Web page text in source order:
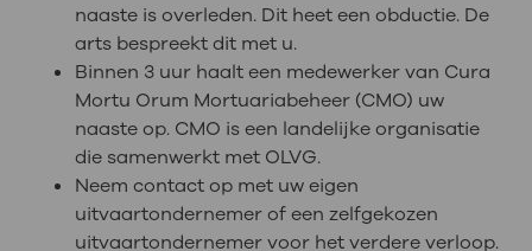
naaste is overleden. Dit heet een obductie. De
arts bespreekt dit met u.
Binnen 3 uur haalt een medewerker van Cura
Mortu Orum Mortuariabeheer (CMO) uw
naaste op. CMO is een landelijke organisatie
die samenwerkt met OLVG.
Neem contact op met uw eigen
uitvaartondernemer of een zelfgekozen
uitvaartondernemer voor het verdere verloop.